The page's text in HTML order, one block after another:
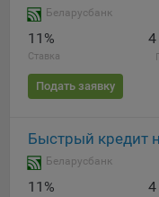
Беларусбанк
11%
Ставка
4
Подать заявку
Быстрый кредит
Беларусбанк
11% 4